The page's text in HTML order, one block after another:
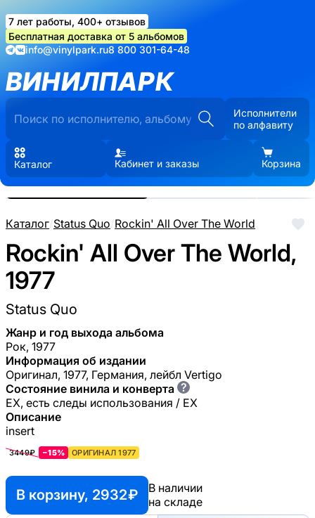
7 лет работы, 400+ отзывов
Бесплатная доставка от 5 альбомов
info@vinylpark.ru8 800 301-64-48
ВИНИЛПАРК
Исполнители
по алфавиту
Каталог Кабинет и заказы Корзина
Каталог/Status Quo/Rockin' All Over The World
Rockin' All Over The World,
1977
Status Quo
Жанр и год выхода альбома
Рок, 1977
Информация об издании
Оригинал, 1977, Германия, лейбл Vertigo
Состояние винила и конверта ?
EX, есть следы использования / EX
Описание
insert
3449₽ −15% ОРИГИНАЛ 1977
В корзину, 2932 ₽
В наличии
на складе
Реальные фото пластинки.
Нажмите, чтобы увеличить